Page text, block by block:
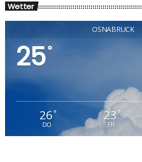
Wetter
OSNABRÜCK
25°
26°
DO
23°
FR